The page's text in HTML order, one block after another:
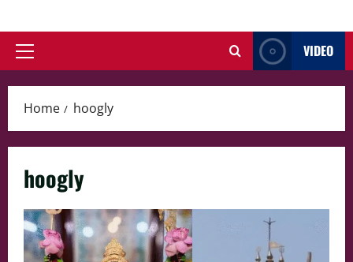
to
contentPrimary
VIDEO
Home hoogly
hoogly